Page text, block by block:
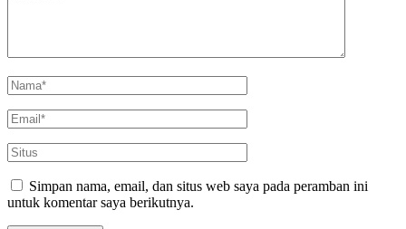
Simpan nama, email, dan situs web saya pada peramban ini
untuk komentar saya berikutnya.